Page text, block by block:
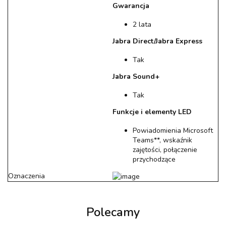
Gwarancja
2 lata
Jabra Direct/Jabra Express
Tak
Jabra Sound+
Tak
Funkcje i elementy LED
Powiadomienia Microsoft
Teams**, wskaźnik
zajętości, połączenie
przychodzące
Oznaczenia
Polecamy